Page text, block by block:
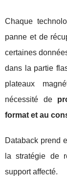
Chaque
panne et de
certaines
dans la partie
plateaux
nécessité de
format et au
Databack prend
la stratégie de
support affecté.